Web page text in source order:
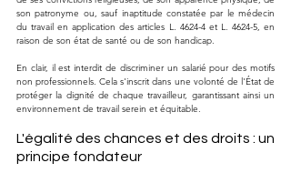
son patronyme ou, sauf inaptitude constatée par le médecin
du travail en application des articles L. 4624-4 et L. 4624-5, en
raison de son état de santé ou de son handicap.
En clair, il est interdit de discriminer un salarié pour des motifs
non professionnels. Cela s'inscrit dans une volonté de l'État de
protéger la dignité de chaque travailleur, garantissant ainsi un
environnement de travail serein et équitable.
L'égalité des chances et des droits : un
principe fondateur